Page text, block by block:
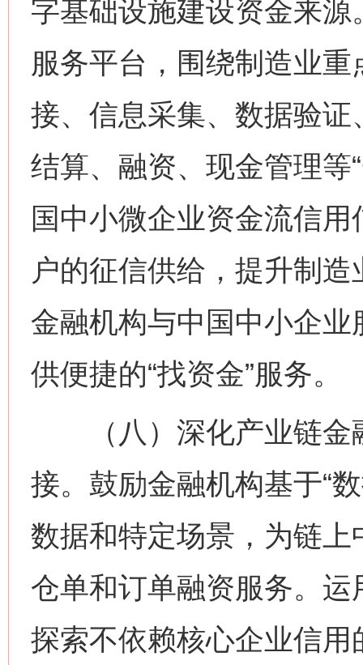
字基础设施建设资金来
服务平台，围绕制造业
接、信息采集、数据验
结算、融资、现金管理等
国中小微企业资金流信
户的征信供给，提升制
金融机构与中国中小企
供便捷的“找资金”服务。
（八）深化产业链金
接。鼓励金融机构基于“
数据和特定场景，为链
仓单和订单融资服务。
探索不依赖核心企业信用